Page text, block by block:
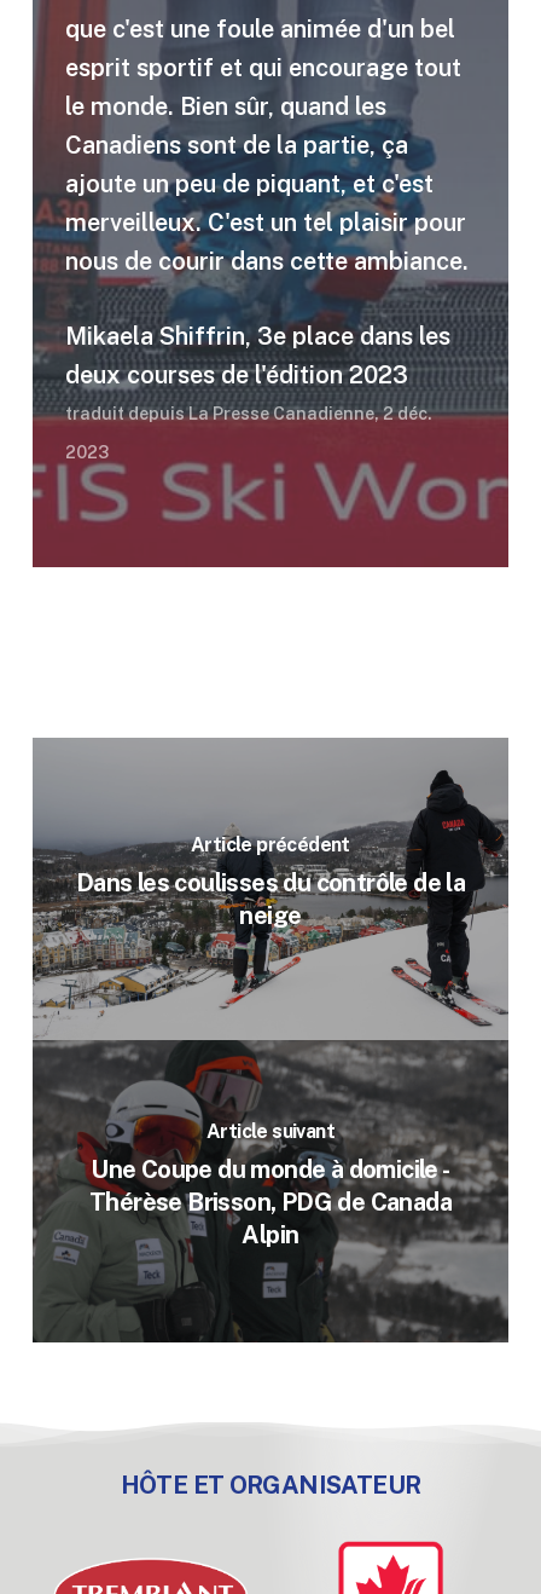
que c'est une foule animée d'un bel
esprit sportif et qui encourage tout
le monde. Bien sûr, quand les
Canadiens sont de la partie, ça
ajoute un peu de piquant, et c'est
merveilleux. C'est un tel plaisir pour
nous de courir dans cette ambiance.
Mikaela Shiffrin, 3e place dans les
deux courses de l'édition 2023
traduit depuis La Presse Canadienne, 2 déc.
2023
Article précédent
Dans les coulisses du contrôle de la
neige
Article suivant
Une Coupe du monde à domicile -
Thérèse Brisson, PDG de Canada
Alpin
HÔTE ET ORGANISATEUR